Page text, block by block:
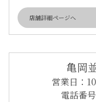
店舗詳細ページへ
亀岡
営業日：
電話番号